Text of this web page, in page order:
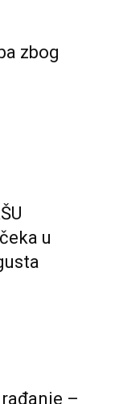
zbog
u
–